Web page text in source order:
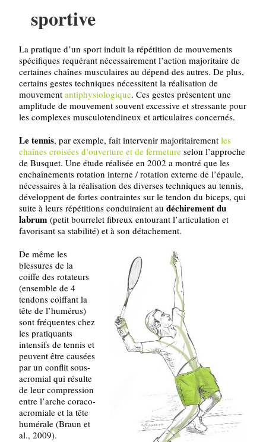
sportive
La pratique d’un sport induit la répétition de mouvements
spécifiques requérant nécessairement l’action majoritaire de
certaines chaînes musculaires au dépend des autres. De plus,
certains gestes techniques nécessitent la réalisation de
mouvementantiphysiologique. Ces gestes présentent une
amplitude de mouvement souvent excessive et stressante pour
les complexes musculotendineux et articulaires concernés.
Le tennis, par exemple, fait intervenir majoritairementles
chaînes croisées d’ouverture et de fermeture selon l’approche
de Busquet. Une étude réalisée en 2002 a montré que les
enchaînements rotation interne / rotation externe de l’épaule,
nécessaires à la réalisation des diverses techniques au tennis,
développent de fortes contraintes sur le tendon du biceps, qui
suite à leurs répétitions conduiraient audéchirement du
labrum (petit bourrelet fibreux entourant l’articulation et
favorisant sa stabilité) et à son détachement.
De même les
blessures de la
coiffe des rotateurs
(ensemble de 4
tendons coiffant la
tête de l’humérus)
sont fréquentes chez
les pratiquants
intensifs de tennis et
peuvent être causées
par un conflit sous-
acromial qui résulte
de leur compression
entre l’arche coraco-
acromiale et la tête
humérale (Braun et
al., 2009).